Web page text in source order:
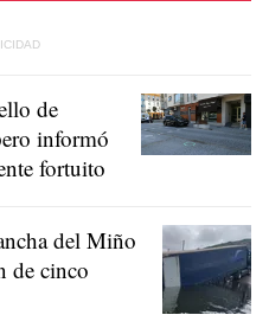
de
informó
fortuito
del Miño
de cinco